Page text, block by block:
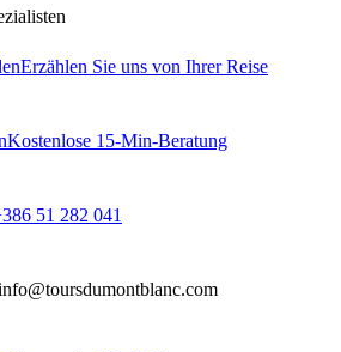
Erzählen Sie uns von Ihrer Reise
Kostenlose 15-Min-Beratung
51 282 041